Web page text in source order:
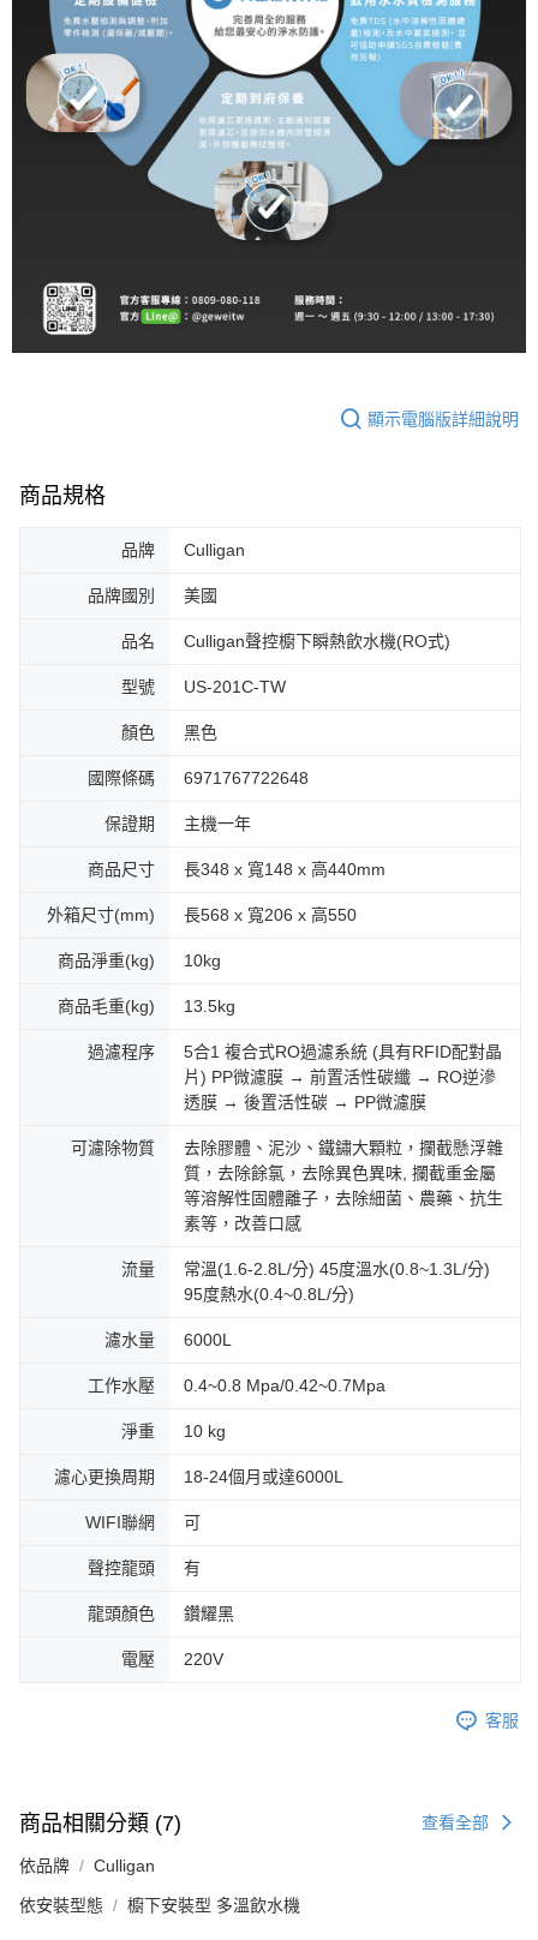
顯示電腦版詳細說明
商品規格
品牌 Culligan
品牌國別 美國
品名 Culligan聲控櫥下瞬熱飲水機(RO式)
型號 US-201C-TW
顏色 黑色
國際條碼 6971767722648
保證期 主機一年
商品尺寸 長348 x 寬148 x 高440mm
外箱尺寸(mm) 長568 x 寬206 x 高550
商品淨重(kg) 10kg
商品毛重(kg) 13.5kg
過濾程序
5合1 複合式RO過濾系統 (具有RFID配對晶
片) PP微濾膜 → 前置活性碳纖 → RO逆滲
透膜 → 後置活性碳 → PP微濾膜
可濾除物質
去除膠體、泥沙、鐵鏽大顆粒，攔截懸浮雜
質，去除餘氯，去除異色異味, 攔截重金屬
等溶解性固體離子，去除細菌、農藥、抗生
素等，改善口感
流量
常溫(1.6-2.8L/分) 45度溫水(0.8~1.3L/分)
95度熱水(0.4~0.8L/分)
濾水量 6000L
工作水壓 0.4~0.8 Mpa/0.42~0.7Mpa
淨重 10 kg
濾心更換周期 18-24個月或達6000L
WIFI聯網 可
聲控龍頭 有
龍頭顏色 鑽耀黑
電壓 220V
客服
商品相關分類 (7) 查看全部
依品牌 Culligan
依安裝型態 櫥下安裝型 多溫飲水機